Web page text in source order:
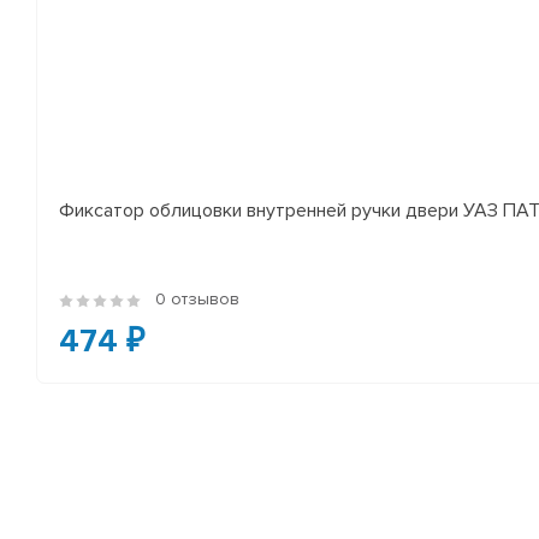
Фиксатор облицовки внутренней ручки двери УАЗ
0 отзывов
474 ₽